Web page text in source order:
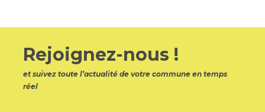
Rejoignez-nous !
et suivez toute l’actualité de votre commune en temps
réel